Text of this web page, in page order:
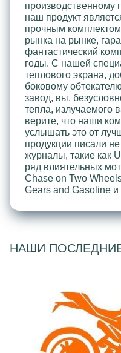
производственному
наш продукт
прочным комплектом
рынка на рынке,
фантастический
годы. С нашей
теплового экрана,
боковому
завод, вы,
тепла, излучаемого
верите, что наши
услышать это от
продукции писали
журналы, такие как
ряд влиятельных
Chase on Two
Gears and Gasoline и
НАШИ